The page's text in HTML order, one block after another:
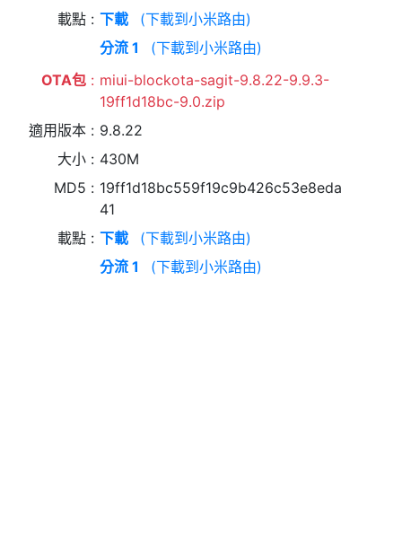
載點
下載
(下載到小米路由)
分流 1
(下載到小米路由)
OTA包
miui-blockota-sagit-9.8.22-9.9.3-
19ff1d18bc-9.0.zip
適用版本
9.8.22
大小
430M
MD5
19ff1d18bc559f19c9b426c53e8eda
41
載點
下載
(下載到小米路由)
分流 1
(下載到小米路由)